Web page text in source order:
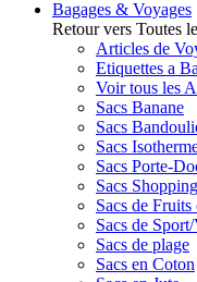
Bagages & Voyages
Retour vers Toutes
Articles de
Etiquettes a
Voir tous les
Sacs Banane
Sacs
Sacs
Sacs Porte-
Sacs
Sacs de
Sacs de
Sacs de plage
Sacs en Coton